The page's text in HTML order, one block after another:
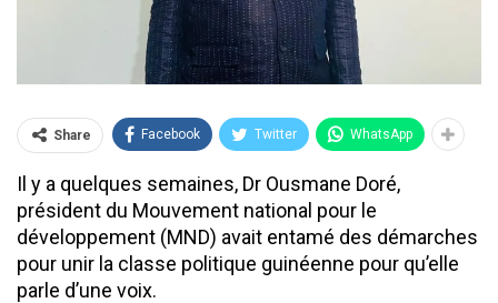
Share Facebook Twitter WhatsApp
Il y a quelques semaines, Dr Ousmane Doré,
président du Mouvement national pour le
développement (MND) avait entamé des démarches
pour unir la classe politique guinéenne pour qu’elle
parle d’une voix.